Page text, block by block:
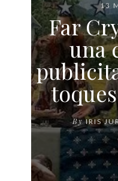
13
Far
una
By IRIS